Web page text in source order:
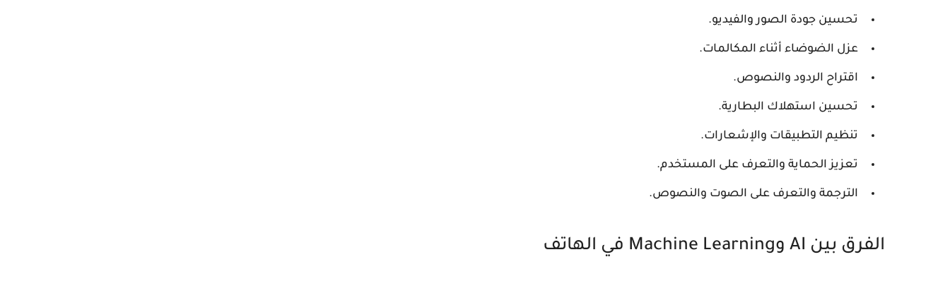
تحسين جودة الصور والفيديو.
عزل الضوضاء أثناء المكالمات.
اقتراح الردود والنصوص.
تحسين استهلاك البطارية.
تنظيم التطبيقات والإشعارات.
تعزيز الحماية والتعرف على المستخدم.
الترجمة والتعرف على الصوت والنصوص.
الفرق بين AI وMachine Learning في الهاتف